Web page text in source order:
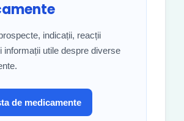
indicații, reacții
informații utile despre diverse
de medicamente